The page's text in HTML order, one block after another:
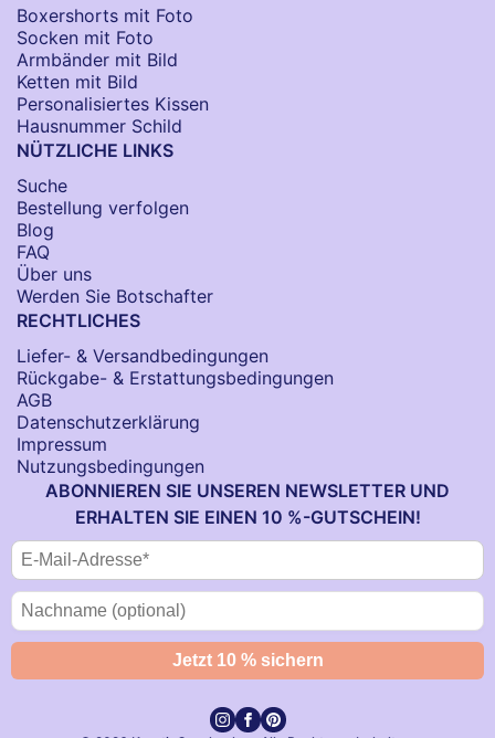
Boxershorts mit Foto
Socken​ mit Foto
Armbänder mit Bild​
Ketten mit Bild
Personalisiertes Kissen
Hausnummer Schild
NÜTZLICHE LINKS
Suche
Bestellung verfolgen
Blog
FAQ
Über uns
Werden Sie Botschafter
RECHTLICHES
Liefer- & Versandbedingungen
Rückgabe- & Erstattungsbedingungen
AGB
Datenschutzerklärung
Impressum
Nutzungsbedingungen
ABONNIEREN SIE UNSEREN NEWSLETTER UND
ERHALTEN SIE EINEN 10 %-GUTSCHEIN!